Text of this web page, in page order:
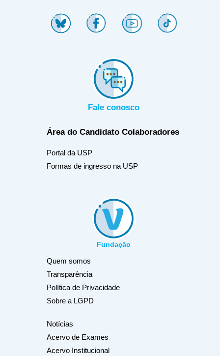
Fale conosco
Área do Candidato Colaboradores
Portal da USP
Formas de ingresso na USP
Fundação
Quem somos
Transparência
Política de Privacidade
Sobre a LGPD
Notícias
Acervo de Exames
Acervo Institucional